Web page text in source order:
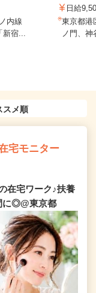
内線
宿...
日給
東京都港
ノ門、
宅モニター
在宅ワーク♪扶養
に◎@東京都